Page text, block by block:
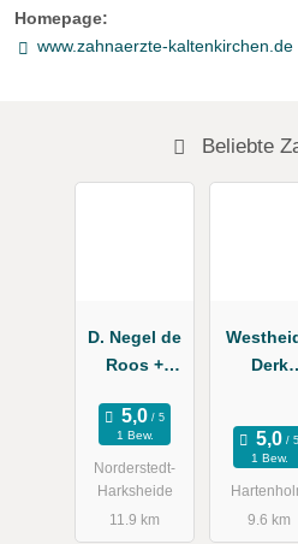
Homepage:
www.zahnaerzte-kaltenkirchen.de
Beliebte
D. Negel de
Roos +
Zahnarzt
1 Bew.
Norderstedt-
Harksheide
11.9 km
Derk
1 Bew.
9.6 km